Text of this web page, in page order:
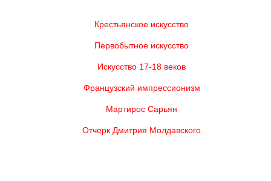
Крестьянское искусство
Первобытное искусство
Искусство 17-18 веков
Французский импрессионизм
Мартирос Сарьян
Отчерк Дмитрия Молдавского